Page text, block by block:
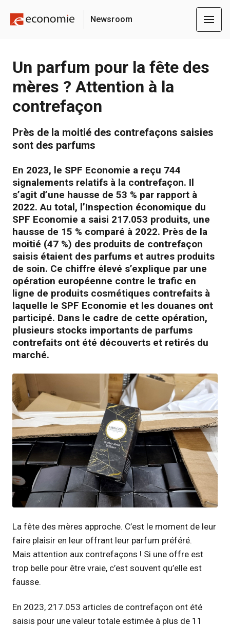
Newsroom
Un parfum pour la fête des
mères ? Attention à la
contrefaçon
Près de la moitié des contrefaçons saisies
sont des parfums
En 2023, le SPF Economie a reçu 744
signalements relatifs à la contrefaçon. Il
s’agit d’une hausse de 53 % par rapport à
2022. Au total, l’Inspection économique du
SPF Economie a saisi 217.053 produits, une
hausse de 15 % comparé à 2022. Près de la
moitié (47 %) des produits de contrefaçon
saisis étaient des parfums et autres produits
de soin. Ce chiffre élevé s’explique par une
opération européenne contre le trafic en
ligne de produits cosmétiques contrefaits à
laquelle le SPF Economie et les douanes ont
participé. Dans le cadre de cette opération,
plusieurs stocks importants de parfums
contrefaits ont été découverts et retirés du
marché.
JPG
La fête des mères approche. C’est le moment de leur
faire plaisir en leur offrant leur parfum préféré.
Mais attention aux contrefaçons ! Si une offre est
trop belle pour être vraie, c’est souvent qu’elle est
fausse.
En 2023, 217.053 articles de contrefaçon ont été
saisis pour une valeur totale estimée à plus de 11